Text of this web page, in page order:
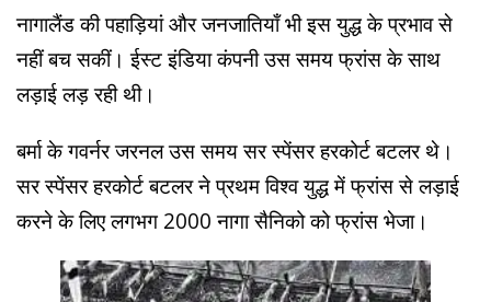
नागालैंड की पहाड़ियां और जनजातियाँ भी इस युद्ध के प्रभाव से
नहीं बच सकीं। ईस्ट इंडिया कंपनी उस समय फ्रांस के साथ
लड़ाई लड़ रही थी।
बर्मा के गवर्नर जरनल उस समय सर स्पेंसर हरकोर्ट बटलर थे।
सर स्पेंसर हरकोर्ट बटलर ने प्रथम विश्व युद्ध में फ्रांस से लड़ाई
करने के लिए लगभग 2000 नागा सैनिको को फ्रांस भेजा।